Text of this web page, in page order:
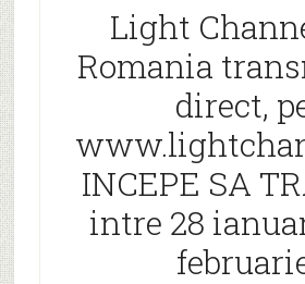
Light
Romania
direct,
INCEPE SA
intre 28